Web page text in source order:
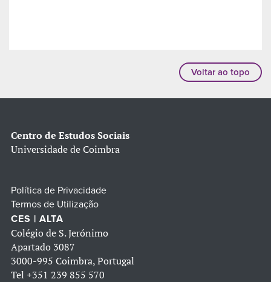
Voltar ao topo
Centro de Estudos Sociais
Universidade de Coimbra
Política de Privacidade
Termos de Utilização
CES | ALTA
Colégio de S. Jerónimo
Apartado 3087
3000-995 Coimbra, Portugal
Tel +351 239 855 570